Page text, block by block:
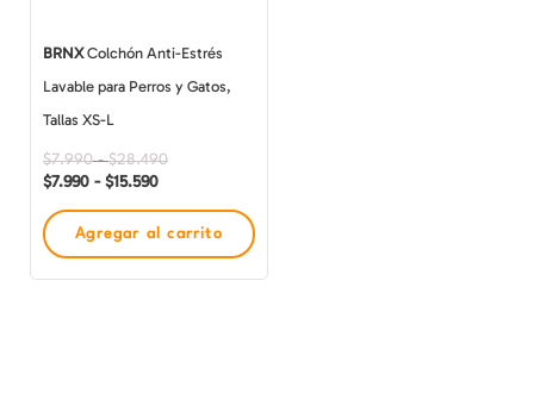
BRNXColchón Anti-Estrés
Lavable para Perros y Gatos,
Tallas XS-L
$7.990 - $28.490
$7.990 - $15.590
Agregar al carrito
en
página